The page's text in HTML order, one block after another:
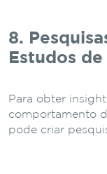
8.
Estudos
Para obter
comportamento
pode criar